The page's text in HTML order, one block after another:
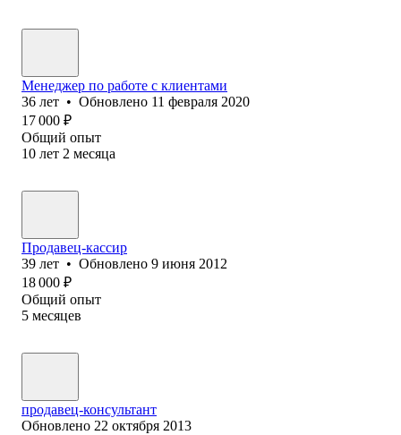
Менеджер по работе с клиентами
36 лет • Обновлено 11 февраля 2020
17 000 ₽
Общий опыт
10 лет 2 месяца
Продавец-кассир
39 лет • Обновлено 9 июня 2012
18 000 ₽
Общий опыт
5 месяцев
продавец-консультант
Обновлено 22 октября 2013